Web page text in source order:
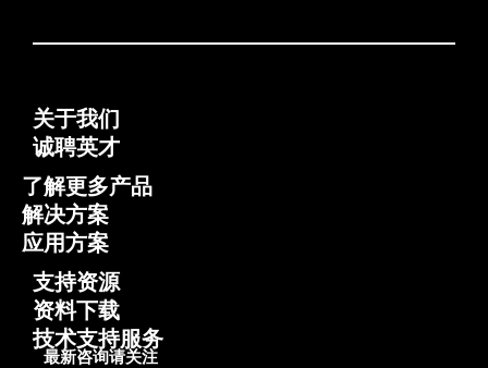
关于我们
诚聘英才
了解更多产品
解决方案
应用方案
支持资源
资料下载
技术支持服务
最新咨询请关注